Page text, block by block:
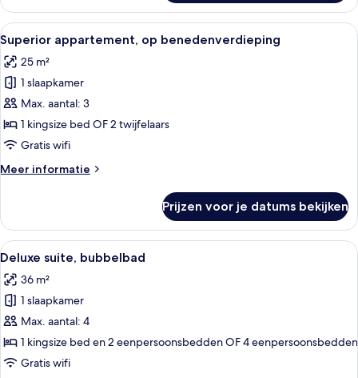
kamer,
bijgebouw
Alle
foto's
voor
Superior
appartement,
op
benedenverdieping
Een hotelkamer met een groot bed,
15
Superior appartement, op benedenverdieping
25 m²
1 slaapkamer
Max. aantal: 3
1 kingsize bed OF 2 twijfelaars
Gratis wifi
Meer informatie
Meer
appartement,
op
benedenverdieping
Prijzen voor je datums bekijken
Alle
foto's
voor
Deluxe
suite,
bubbelbad
laden
Een slaapkamer met een bed,
13
Deluxe suite, bubbelbad
36 m²
1 slaapkamer
Max. aantal: 4
1 kingsize bed en 2 eenpersoonsbedden OF 4 eenpersoonsbedden
Gratis wifi